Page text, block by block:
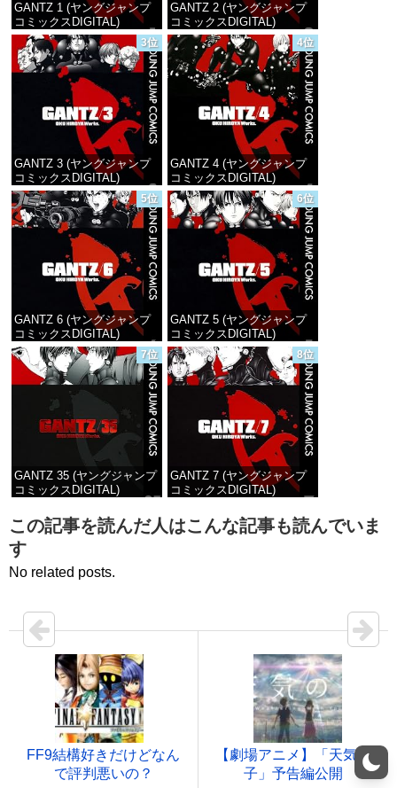
GANTZ 1 (ヤングジャンプ
コミックスDIGITAL)
価格：¥100
GANTZ 2 (ヤングジャンプ
コミックスDIGITAL)
価格：¥100
3位
GANTZ 3 (ヤングジャンプ
コミックスDIGITAL)
価格：¥100
4位
GANTZ 4 (ヤングジャンプ
コミックスDIGITAL)
価格：¥100
5位
GANTZ 6 (ヤングジャンプ
コミックスDIGITAL)
価格：¥100
6位
GANTZ 5 (ヤングジャンプ
コミックスDIGITAL)
価格：¥100
7位
GANTZ 35 (ヤングジャンプ
コミックスDIGITAL)
価格：¥100
8位
GANTZ 7 (ヤングジャンプ
コミックスDIGITAL)
価格：¥100
この記事を読んだ人はこんな記事も読んでいま
す
No related posts.
FF9結構好きだけどなん
で評判悪いの？
【劇場アニメ】「天気の
子」予告編公開